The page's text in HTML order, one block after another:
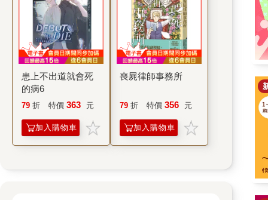
患上不出道就會死
的病6
79 折 特價 363 元
加入購物車
喪屍律師事務所
79 折 特價 356 元
加入購物車